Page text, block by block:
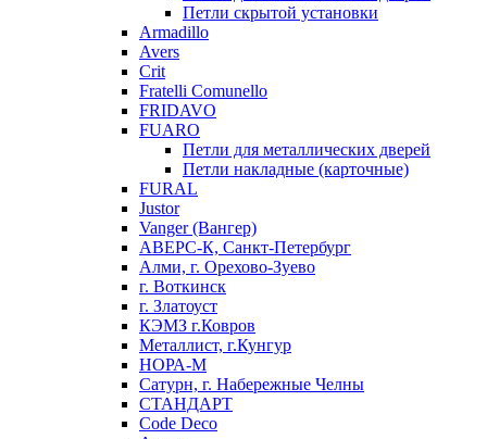
Петли скрытой установки
Armadillo
Avers
Crit
Fratelli Comunello
FRIDAVO
FUARO
Петли для металлических дверей
Петли накладные (карточные)
FURAL
Justor
Vanger (Вангер)
АВЕРС-К, Санкт-Петербург
Алми, г. Орехово-Зуево
г. Воткинск
г. Златоуст
КЭМЗ г.Ковров
Металлист, г.Кунгур
НОРА-М
Сатурн, г. Набережные Челны
СТАНДАРТ
Code Deco